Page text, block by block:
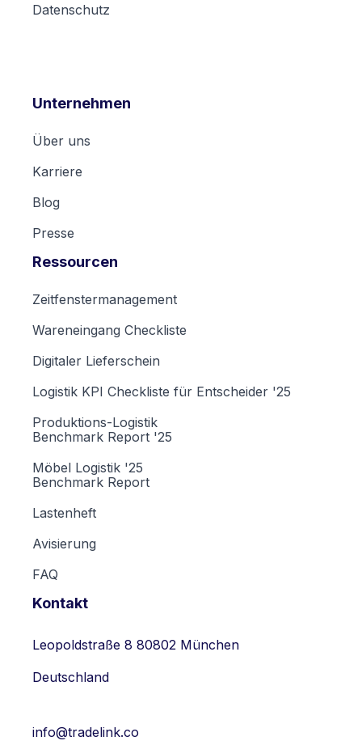
Datenschutz
Unternehmen
Über uns
Karriere
Blog
Presse
Ressourcen
Zeitfenstermanagement
Wareneingang Checkliste
Digitaler Lieferschein
Logistik KPI Checkliste für Entscheider '25
Produktions-Logistik
Benchmark Report '25
Möbel Logistik '25
Benchmark Report
Lastenheft
Avisierung
FAQ
Kontakt
Leopoldstraße 8 80802 München
Deutschland
info@tradelink.co